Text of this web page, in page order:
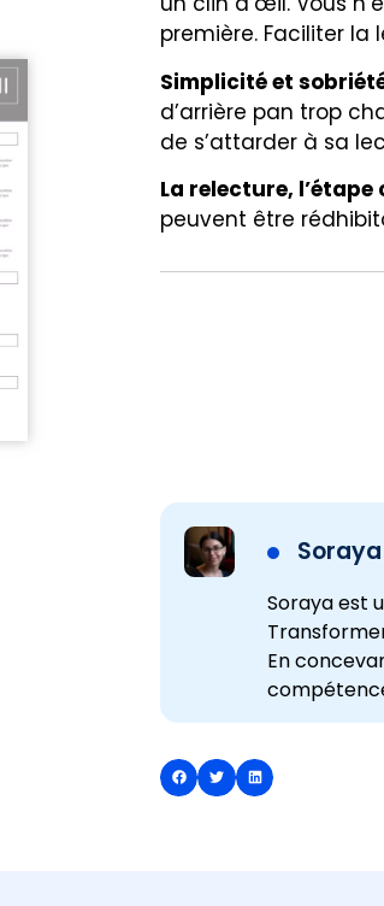
première. Faciliter
Simplicité et
d’arrière pan trop
de s’attarder à sa
La relecture, l’étape
peuvent être
Soraya
Soraya est
En